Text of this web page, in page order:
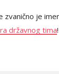
zvanično je
državnog tima!